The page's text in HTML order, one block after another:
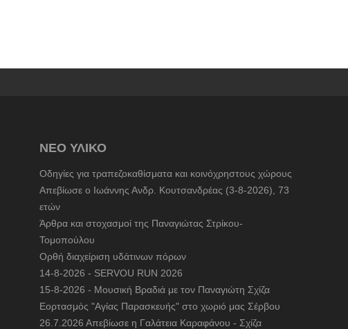
ΝΕΟ ΥΛΙΚΟ
Οδηγίες για τραπεζοκαθίσματα και κοινόχρηστους χώρους
Απεβίωσε ο Ιωάννης Ανδρ. Κουτσανδρέας (3-8-2026), 73
ετών
Άρθρα και στοχασμοί της Παναγιώτας Στρίκου-
Τομοπούλου
Ορθή διαχείριση υδάτινων πόρων
14-8-2026 - SERVOU RUN 2026
15-8-2026 - Μουσική Βραδιά με τον Παναγιώτη Σχίζα
Εορτασμός "Αγίας Παρασκευής" στο χωριό μας Σέρβου
26.7.2026 Απεβίωσε η Γαλάτεια Καραφάνου - Σχίζα